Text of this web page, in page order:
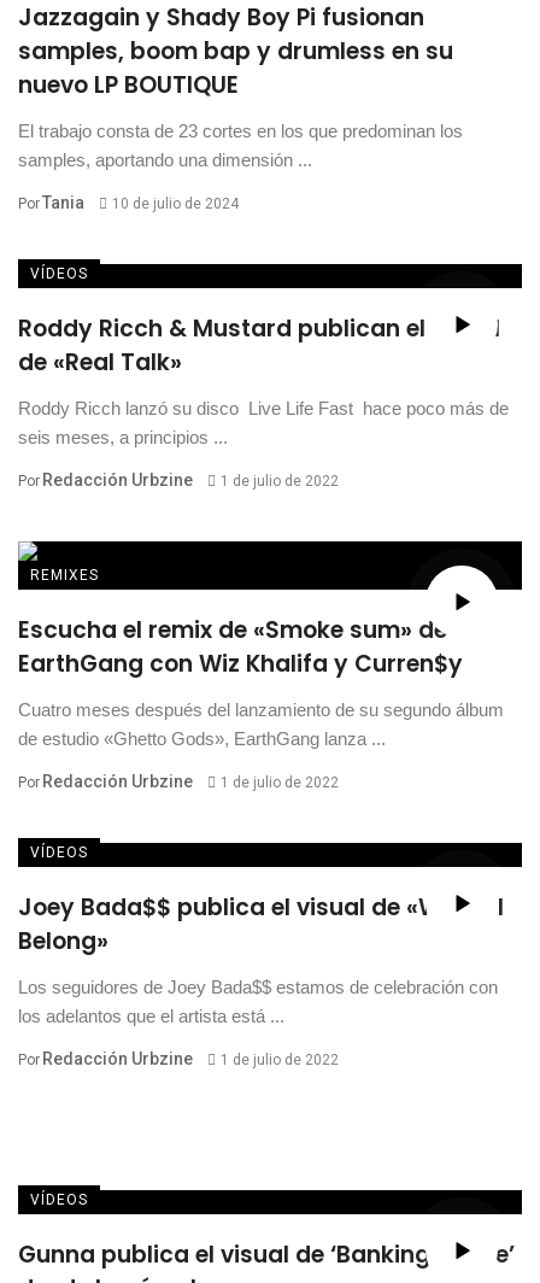
Jazzagain y Shady Boy Pi fusionan
samples, boom bap y drumless en su
nuevo LP BOUTIQUE
El trabajo consta de 23 cortes en los que predominan los
samples, aportando una dimensión ...
PorTania 10 de julio de 2024
VÍDEOS
Roddy Ricch & Mustard publican el visual
de «Real Talk»
Roddy Ricch lanzó su disco Live Life Fast hace poco más de
seis meses, a principios ...
Por Redacción Urbzine 1 de julio de 2022
REMIXES
Escucha el remix de «Smoke sum» de
EarthGang con Wiz Khalifa y Curren$y
Cuatro meses después del lanzamiento de su segundo álbum
de estudio «Ghetto Gods», EarthGang lanza ...
Por Redacción Urbzine 1 de julio de 2022
VÍDEOS
Joey Bada$$ publica el visual de «Where I
Belong»
Los seguidores de Joey Bada$$ estamos de celebración con
los adelantos que el artista está ...
Por Redacción Urbzine 1 de julio de 2022
VÍDEOS
Gunna publica el visual de ‘Banking On Me’